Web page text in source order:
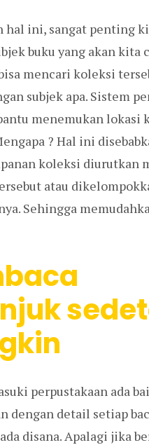
hal ini, sangat penting
buku yang akan kita
mencari koleksi
subjek apa. Sistem
menemukan lokasi
? Hal ini
koleksi diurutkan
atau
Sehingga
perpustakaan ada
dengan detail setiap
disana. Apalagi jika